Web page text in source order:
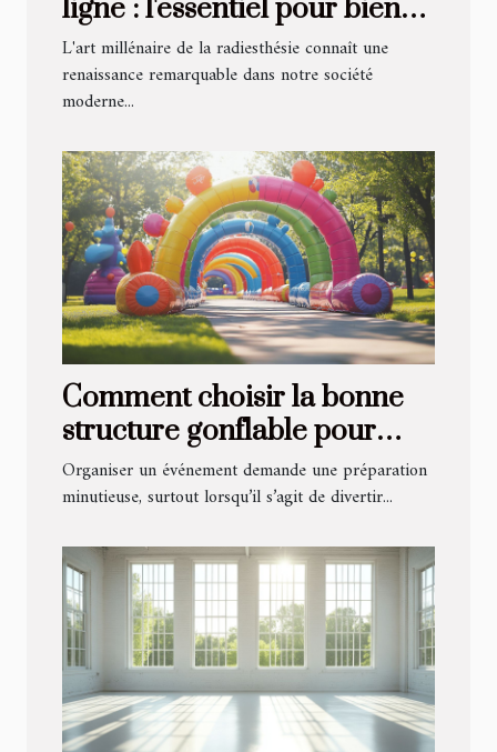
ligne : l'essentiel pour bien
débuter et progresser
L'art millénaire de la radiesthésie connaît une
renaissance remarquable dans notre société
moderne...
Comment choisir la bonne
structure gonflable pour
votre événement ?
Organiser un événement demande une préparation
minutieuse, surtout lorsqu’il s’agit de divertir...